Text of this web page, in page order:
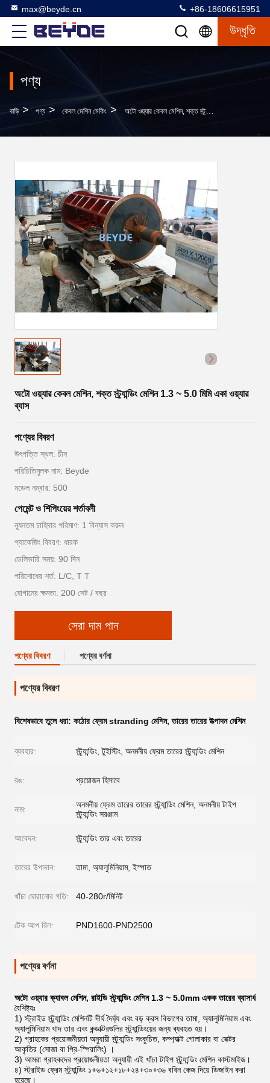
max@beyde.cn +86-18606615951
উদ্ধৃতি
পণ্য
বাড়ি > পণ্য > কেবল মেশিন মেকিং > অটো ওয়্যার কেবল মেশিন, শক্ত স্ট্র্যান্ডিং মেশিন 1.3 ~ 5.0 মিমি একা ওয়্যার ব্যাস
অটো ওয়্যার কেবল মেশিন, শক্ত স্ট্র্যান্ডিং মেশিন 1.3 ~ 5.0 মিমি একা ওয়্যার
ব্যাস
পণ্যের বিবরণ
উৎপত্তি স্থল: চীন
পরিচিতিমুলক নাম: Beyde
মডেল নম্বার: 500
পেমেন্ট ও শিপিংয়ের শর্তাবলী
ন্যূনতম চাহিদার পরিমাণ: 1 বিন্যাস করুন
প্যাকেজিং বিবরণ: ধারক
ডেলিভারি সময়: 90 দিন
পরিশোধের শর্ত: L/C, T T
যোগানের ক্ষমতা: 200 সেট / বছর
সেরা দাম পান
পণ্যের বিবরণ পণ্যের বর্ণনা
পণ্যের বিবরণ
বিশেষভাবে তুলে ধরা: কঠোর ফ্রেম stranding মেশিন,তারের তারের উত্পাদন মেশিন
ব্যবহার: স্ট্র্যান্ডিং, টুইস্টিং, অনমনীয় ফ্রেম তারের স্ট্র্যান্ডিং মেশিন
রঙ: প্রয়োজন হিসাবে
নাম:
অনমনীয় ফ্রেম তারের তারের স্ট্র্যান্ডিং মেশিন, অনমনীয় টাইপ
স্ট্র্যান্ডিং সরঞ্জাম
আবেদন: স্ট্র্যান্ডিং তার এবং তারের
তারের উপাদান: তামা, অ্যালুমিনিয়াম, ইস্পাত
খাঁচা ঘোরানোর গতি: 40-280r/মিনিট
টেক আপ রিল: PND1600-PND2500
পণ্যের বর্ণনা
অটো ওয়্যার ক্যাবল মেশিন, রাইডি স্ট্র্যান্ডিং মেশিন 1.3 ~ 5.0mm একক তারের ব্যাসার্ধ
বৈশিষ্ট্যঃ
1) স্ট্রাইড স্ট্র্যান্ডিং মেশিনটি দীর্ঘ দৈর্ঘ্য এবং বড় ক্রস বিভাগের তামা, অ্যালুমিনিয়াম এবং
অ্যালুমিনিয়াম খাদ তার এবং কন্ডাক্টরগুলির স্ট্র্যান্ডিংয়ের জন্য ব্যবহৃত হয়।
2) গ্রাহকের প্রয়োজনীয়তা অনুযায়ী স্ট্র্যান্ডিং সংকুচিত, কম্প্যাক্ট গোলাকার বা সেক্টর
আকৃতির (সোজা বা প্রি-স্পিরালিং) ।
3) আমরা গ্রাহকদের প্রয়োজনীয়তা অনুযায়ী এই খাঁচা টাইপ স্ট্র্যান্ডিং মেশিন কাস্টমাইজ।
৪) স্ট্রাইড ফ্রেম স্ট্র্যান্ডিং ১+৬+১২+১৮+২৪+৩০+৩৬ ববিন কেজ দিয়ে ডিজাইন করা
হয়েছে।